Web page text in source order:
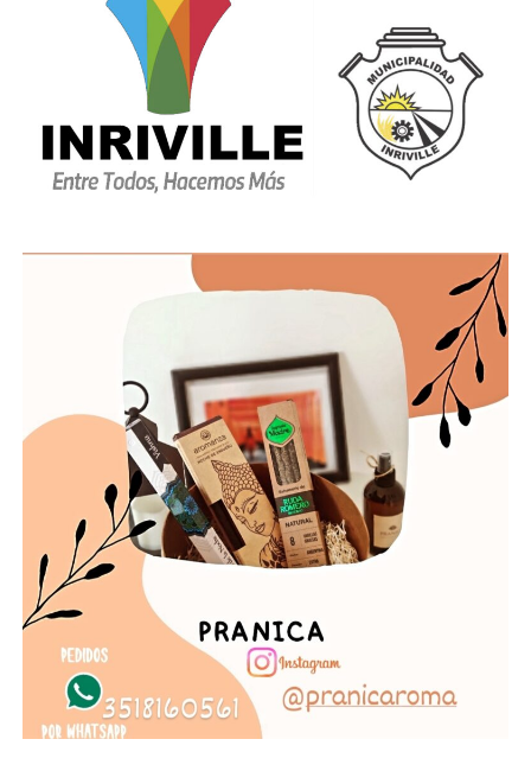
Hoy se llevaron a cabo en las localidades de Marcos
Juárez (Marcos Juárez), Villa Dolores (San Javier),
Pampayasta (Tercero Arriba), James Craik (Tercero
Arriba), Oliva (Tercero Arriba), Colazo (Río
Segundo), Oncativo (Río Segundo), en el barrio Alto
Alberdi de Córdoba capital y en
realizaron en total 2.195 estudios, de los cuales
449 corresponden a toma de muestra con hisopados
(PCR) a quienes tuvieron contacto estrecho con
casos positivos o presentaban síntomas, y 1.746 a test
serológicos en el marco de muestreos poblacionales
en esas zonas y de controles a quienes ingresan al
territorio provincial. Las muestras de los hisopados
están siendo procesadas por el Laboratorio Central
de la Provincia.
Hasta el día de hoy en los controles sanitarios
dispuestos en las 16 rutas de accesos a la provincial,
se efectuaron un total de 18.573 test serológicos.
PUEBLOS Y CIUDADES CON CONTAGIADOS
En cuanto a los datos del lugar de residencia de los